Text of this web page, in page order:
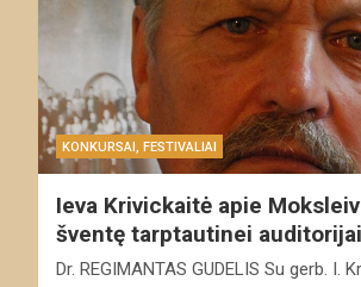
KONKURSAI, FESTIVALIAI
Ieva Krivickaitė apie
šventę tarptautinei auditorijai
Dr. REGIMANTAS GUDELIS Su gerb. I.